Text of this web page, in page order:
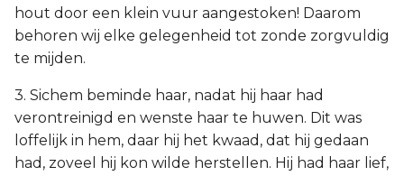
hout door een klein vuur aangestoken! Daarom
behoren wij elke gelegenheid tot zonde zorgvuldig
te mijden.
3. Sichem beminde haar, nadat hij haar had
verontreinigd en wenste haar te huwen. Dit was
loffelijk in hem, daar hij het kwaad, dat hij gedaan
had, zoveel hij kon wilde herstellen. Hij had haar lief,